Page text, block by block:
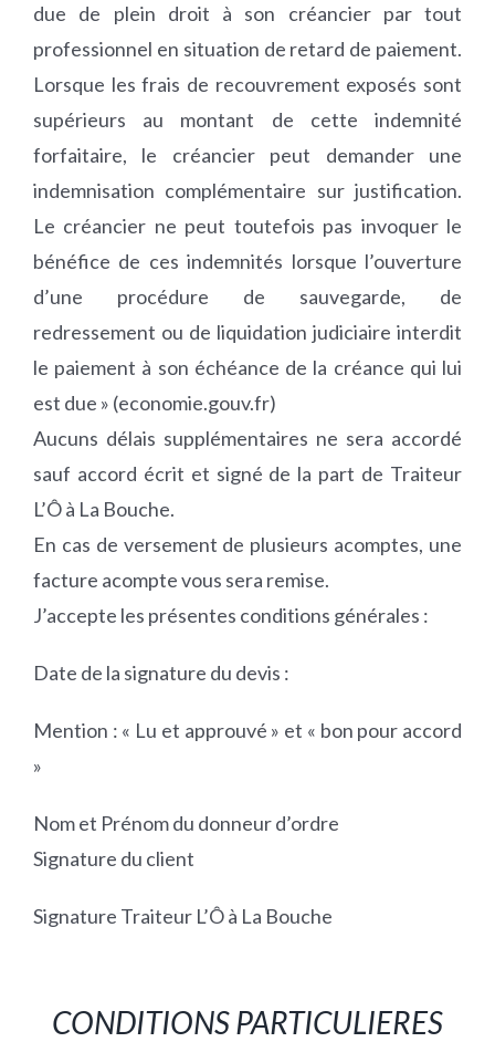
due de plein droit à son créancier par tout
professionnel en situation de retard de paiement.
Lorsque les frais de recouvrement exposés sont
supérieurs au montant de cette indemnité
forfaitaire, le créancier peut demander une
indemnisation complémentaire sur justification.
Le créancier ne peut toutefois pas invoquer le
bénéfice de ces indemnités lorsque l’ouverture
d’une procédure de sauvegarde, de
redressement ou de liquidation judiciaire interdit
le paiement à son échéance de la créance qui lui
est due » (economie.gouv.fr)
Aucuns délais supplémentaires ne sera accordé
sauf accord écrit et signé de la part de Traiteur
L’Ô à La Bouche.
En cas de versement de plusieurs acomptes, une
facture acompte vous sera remise.
J’accepte les présentes conditions générales :
Date de la signature du devis :
Mention : « Lu et approuvé » et « bon pour accord
»
Nom et Prénom du donneur d’ordre
Signature du client
Signature Traiteur L’Ô à La Bouche
CONDITIONS PARTICULIERES